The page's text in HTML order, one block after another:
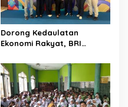
Dorong Kedaulatan
Ekonomi Rakyat, BRI
Mendukung Seminar
Nasional Koperasi Desa
Merah Putih